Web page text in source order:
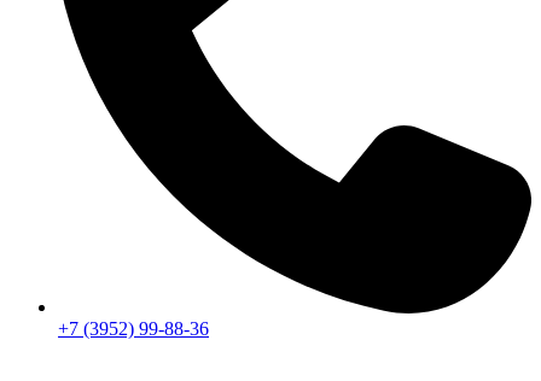
+7 (3952) 99-88-36